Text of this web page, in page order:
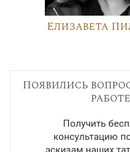
Елизавета
Появились
Получить
консультацию